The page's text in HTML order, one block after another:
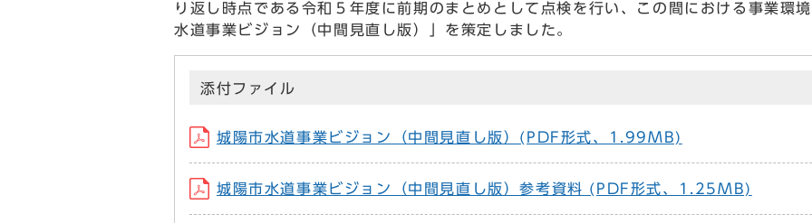
り返し時点である令和５年度に前期のまとめとして点検を行い、この間における事業環
水道事業ビジョン（中間見直し版）」を策定しました。
添付ファイル
城陽市水道事業ビジョン（中間見直し版）(PDF形式、1.99MB)
城陽市水道事業ビジョン（中間見直し版）参考資料 (PDF形式、1.25MB)